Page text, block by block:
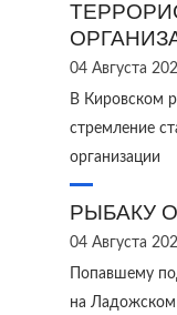
04 Августа
В Кировском
стремление
организации
РЫБАКУ
04 Августа
Попавшему
на Ладожском